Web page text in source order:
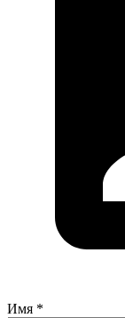
Имя *